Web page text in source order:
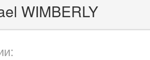
WIMBERLY